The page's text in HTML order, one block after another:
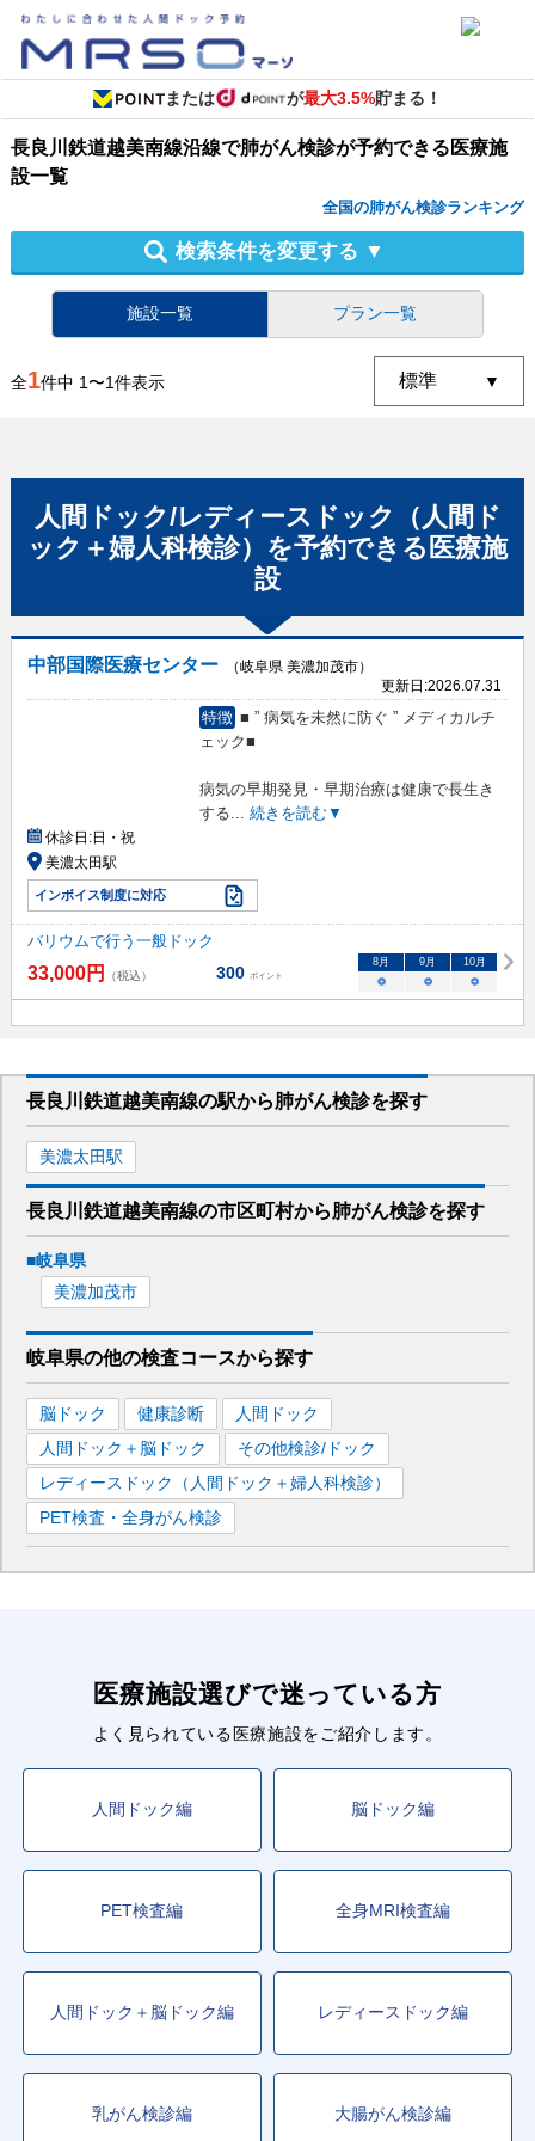
または が最大3.5%貯まる！
長良川鉄道越美南線沿線で肺がん検診が予約できる医療施
設一覧
全国の肺がん検診ランキング
検索条件を変更する ▼
施設一覧 プラン一覧
全1件中 1〜1件表示
人間ドック/レディースドック（人間ド
ック＋婦人科検診） を予約できる 医療施
設
中部国際医療センター
（岐阜県 美濃加茂市）
更新日:2026.07.31
特徴 ■ ” 病気を未然に防ぐ ” メディカルチ
ェック■
病気の早期発見・早期治療は健康で長生き
する... 続きを読む▼
休診日:日・祝
美濃太田駅
インボイス制度に対応
バリウムで行う一般ドック
33,000円 （税込） 300 ポイント
8月 9月 10月
○ ○ ○
長良川鉄道越美南線の駅から肺がん検診を探す
美濃太田駅
長良川鉄道越美南線の市区町村から肺がん検診を探す
■岐阜県
美濃加茂市
岐阜県の他の検査コースから探す
脳ドック 健康診断
人間ドック
人間ドック＋脳ドック
その他検診/ドック
レディースドック（人間ドック＋婦人科検診）
PET検査・全身がん検診
医療施設選びで迷っている方
よく見られている医療施設をご紹介します。
人間ドック編 脳ドック編
PET検査編 全身MRI検査編
人間ドック＋脳ドック編 レディースドック編
乳がん検診編 大腸がん検診編